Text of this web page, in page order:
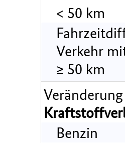
< 50 km
Verkehr
≥ 50 km
Benzin